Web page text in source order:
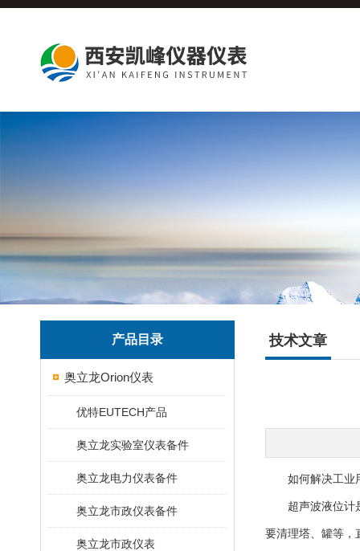
产品目录
奥立龙Orion仪表
优特EUTECH产品
奥立龙实验室仪表备件
奥立龙电力仪表备件
奥立龙市政仪表备件
奥立龙市政仪表
技术文章
如何解决工业用
超声波液位计是
要清理塔、罐等，